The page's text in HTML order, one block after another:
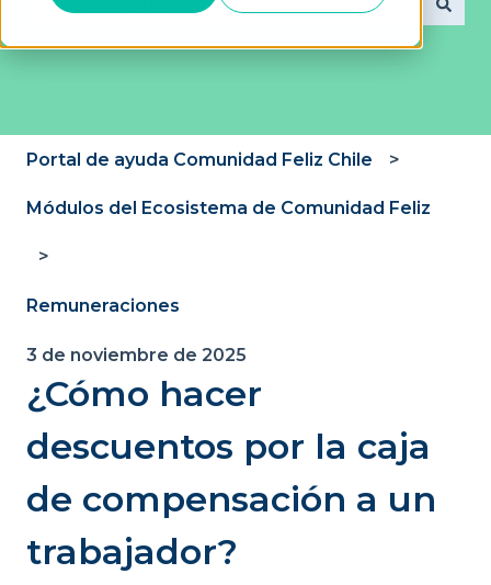
No hay sugerencias porque el campo de
Portal de ayuda Comunidad Feliz Chile
Módulos del Ecosistema de Comunidad Feliz
Remuneraciones
3 de noviembre de 2025
¿Cómo hacer
descuentos por la caja
de compensación a un
trabajador?